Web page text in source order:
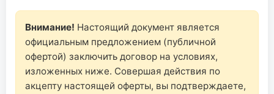
Внимание! Настоящий документ является
официальным предложением (публичной
офертой) заключить договор на условиях,
изложенных ниже. Совершая действия по
акцепту настоящей оферты, вы подтверждаете,